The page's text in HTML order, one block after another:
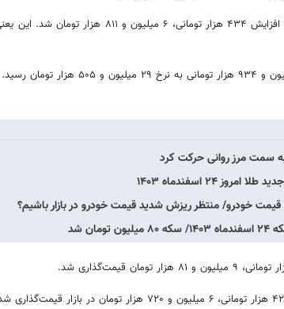
به سمت مرز روانی حرکت کرد
۲۴ اسفندماه ۱۴۰۳
قیمت خودرو/ منتظر ریزش شدید قیمت خودرو در بازار باشیم؟
شد